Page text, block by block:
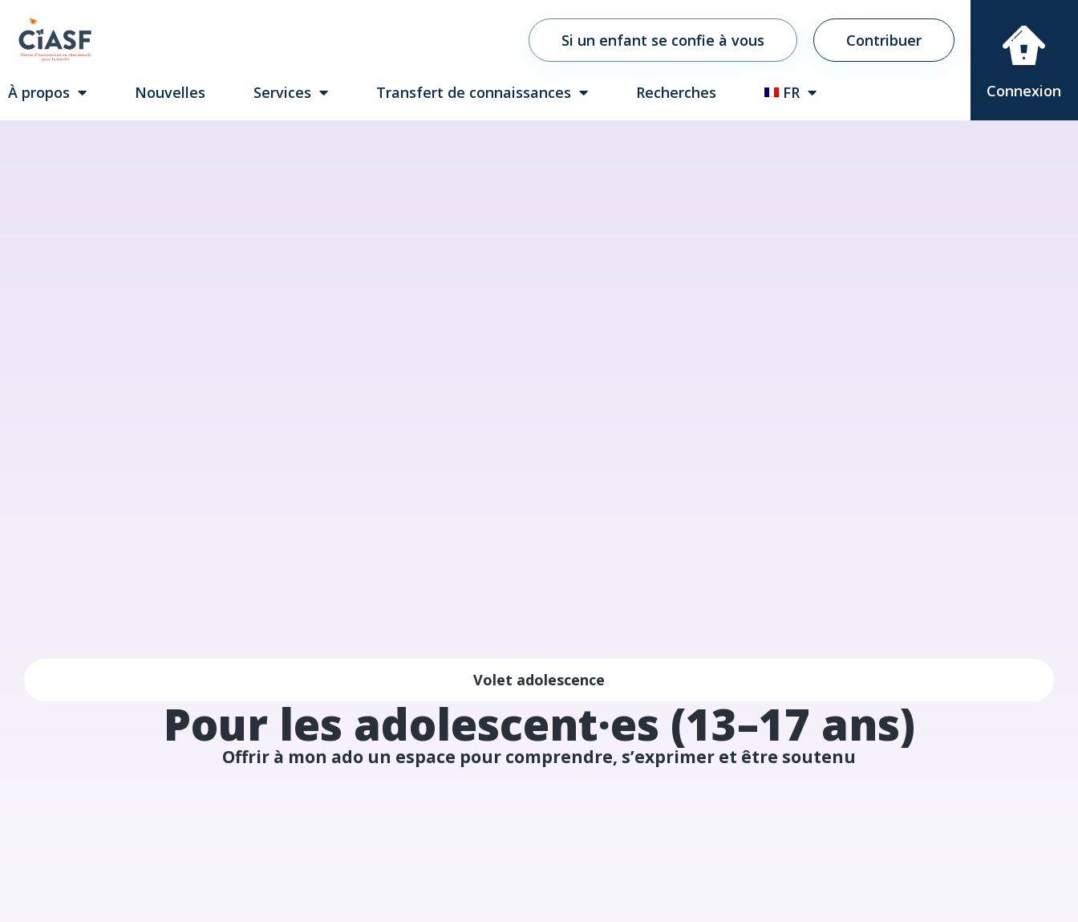
Si un enfant se confie à vous Contribuer
À propos Nouvelles Services Transfert de connaissances Recherches FR Connexion
Volet adolescence
Pour les adolescent·es (13–17 ans)
Offrir à mon ado un espace pour comprendre, s’exprimer et être soutenu